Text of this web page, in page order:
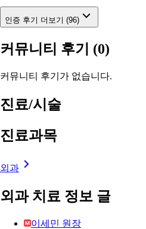
인증 후기 더보기 (96)
커뮤니티 후기 (0)
커뮤니티 후기가 없습니다.
진료/시술
진료과목
외과
외과 치료 정보 글
이세민 원장